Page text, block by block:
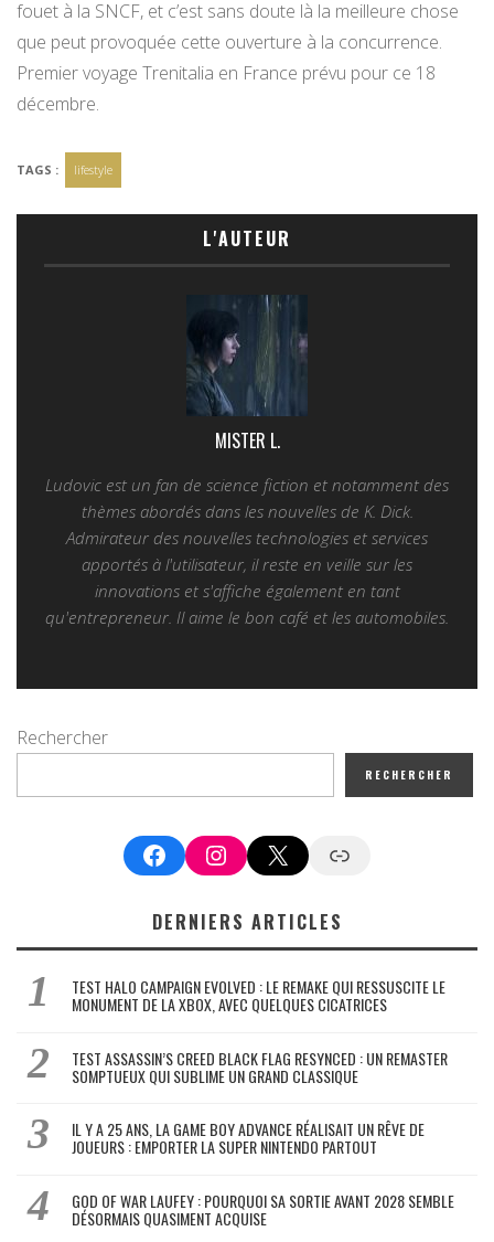
fouet à la SNCF, et c’est sans doute là la meilleure chose
que peut provoquée cette ouverture à la concurrence.
Premier voyage Trenitalia en France prévu pour ce 18
décembre.
TAGS : lifestyle
L'AUTEUR
MISTER L.
Ludovic est un fan de science fiction et notamment des
thèmes abordés dans les nouvelles de K. Dick.
Admirateur des nouvelles technologies et services
apportés à l'utilisateur, il reste en veille sur les
innovations et s'affiche également en tant
qu'entrepreneur. Il aime le bon café et les automobiles.
Rechercher
RECHERCHER
FacebookInstagram
X Google News
DERNIERS ARTICLES
TEST HALO CAMPAIGN EVOLVED : LE REMAKE QUI RESSUSCITE LE
MONUMENT DE LA XBOX, AVEC QUELQUES CICATRICES
TEST ASSASSIN’S CREED BLACK FLAG RESYNCED : UN REMASTER
SOMPTUEUX QUI SUBLIME UN GRAND CLASSIQUE
IL Y A 25 ANS, LA GAME BOY ADVANCE RÉALISAIT UN RÊVE DE
JOUEURS : EMPORTER LA SUPER NINTENDO PARTOUT
GOD OF WAR LAUFEY : POURQUOI SA SORTIE AVANT 2028 SEMBLE
DÉSORMAIS QUASIMENT ACQUISE